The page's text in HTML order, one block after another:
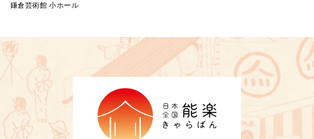
鎌倉芸術館 小ホール